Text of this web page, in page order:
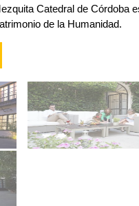
Catedral de Córdoba
de la Humanidad.